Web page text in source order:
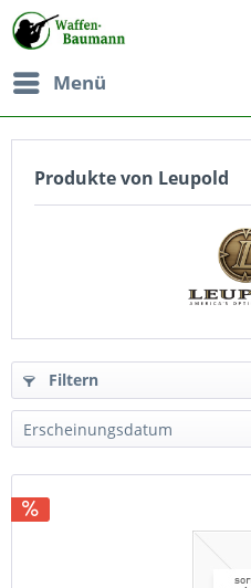
Menü
Produkte von Leupold
Filtern